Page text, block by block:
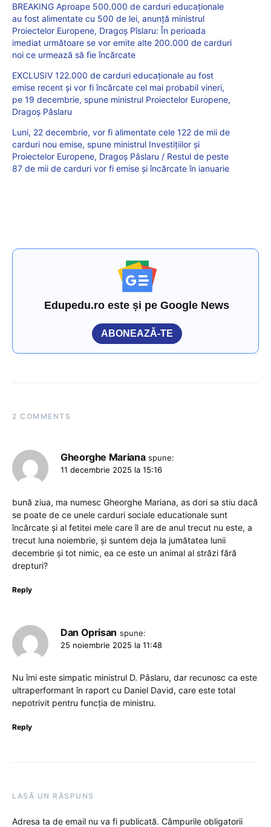
BREAKING Aproape 500.000 de carduri educaționale
au fost alimentate cu 500 de lei, anunță ministrul
Proiectelor Europene, Dragoș Pîslaru: În perioada
imediat următoare se vor emite alte 200.000 de carduri
noi ce urmează să fie încărcate
EXCLUSIV 122.000 de carduri educaționale au fost
emise recent și vor fi încărcate cel mai probabil vineri,
pe 19 decembrie, spune ministrul Proiectelor Europene,
Dragoș Pâslaru
Luni, 22 decembrie, vor fi alimentate cele 122 de mii de
carduri nou emise, spune ministrul Investițiilor și
Proiectelor Europene, Dragoș Pâslaru / Restul de peste
87 de mii de carduri vor fi emise și încărcate în ianuarie
Edupedu.ro este și pe Google News
ABONEAZĂ-TE
2 COMMENTS
Gheorghe Mariana spune:
11 decembrie 2025 la 15:16
bună ziua, ma numesc Gheorghe Mariana, as dori sa stiu dacă
se poate de ce unele carduri sociale educationale sunt
încărcate și al fetitei mele care îl are de anul trecut nu este, a
trecut luna noiembrie, și suntem deja la jumătatea lunii
decembrie și tot nimic, ea ce este un animal al străzi fără
drepturi?
Reply
Dan Oprisan spune:
25 noiembrie 2025 la 11:48
Nu îmi este simpatic ministrul D. Pâslaru, dar recunosc ca este
ultraperformant în raport cu Daniel David, care este total
nepotrivit pentru funcția de ministru.
Reply
LASĂ UN RĂSPUNS
Adresa ta de email nu va fi publicată. Câmpurile obligatorii